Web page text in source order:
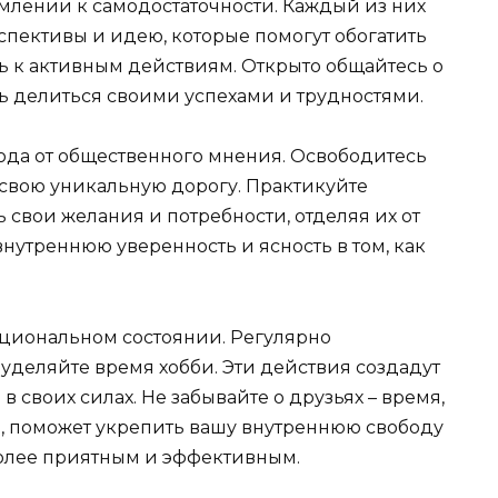
к самодостаточности. Каждый из них
и идею, которые помогут обогатить
к активным действиям. Открыто общайтесь о
делиться своими успехами и трудностями.
от общественного мнения. Освободитесь
уникальную дорогу. Практикуйте
желания и потребности, отделяя их от
уверенность и ясность в том, как
состоянии. Регулярно
время хобби. Эти действия создадут
силах. Не забывайте о друзьях – время,
укрепить вашу внутреннюю свободу
приятным и эффективным.